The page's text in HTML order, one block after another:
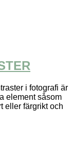
i fotografi är
element såsom
eller färgrikt och